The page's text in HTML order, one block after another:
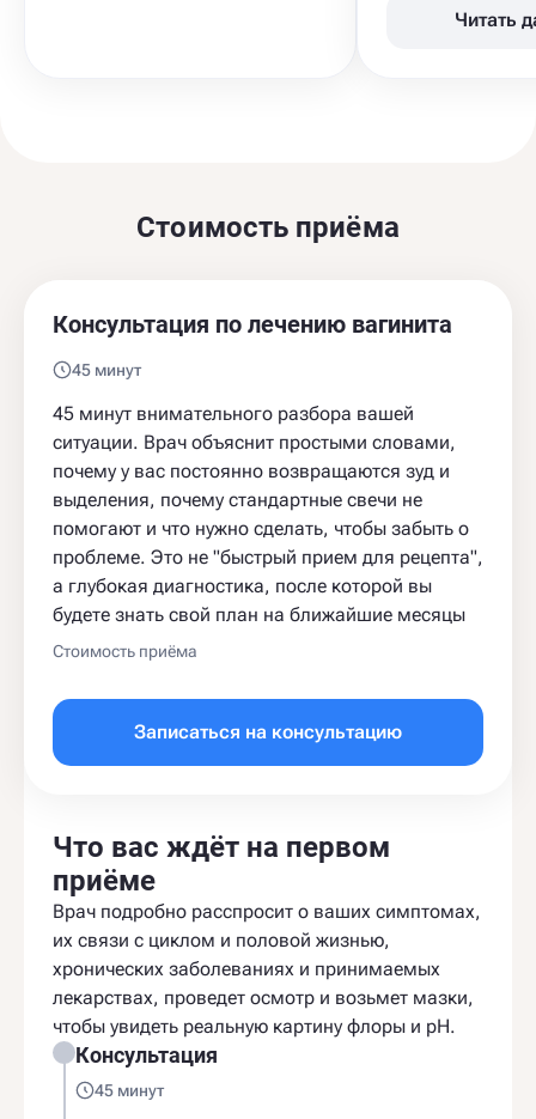
Читать
Стоимость приёма
Консультация по лечению вагинита
45 минут
45 минут внимательного разбора вашей
ситуации. Врач объяснит простыми словами,
почему у вас постоянно возвращаются зуд и
выделения, почему стандартные свечи не
помогают и что нужно сделать, чтобы забыть о
проблеме. Это не "быстрый прием для рецепта",
а глубокая диагностика, после которой вы
будете знать свой план на ближайшие месяцы
Стоимость приёма
Записаться на консультацию
Что вас ждёт на первом
приёме
Врач подробно расспросит о ваших симптомах,
их связи с циклом и половой жизнью,
хронических заболеваниях и принимаемых
лекарствах, проведет осмотр и возьмет мазки,
чтобы увидеть реальную картину флоры и pH.
Консультация
45 минут